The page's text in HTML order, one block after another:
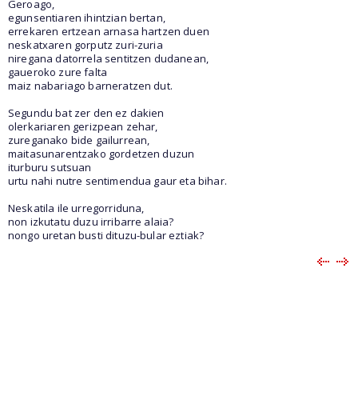
Geroago,
egunsentiaren ihintzian bertan,
errekaren ertzean arnasa hartzen duen
neskatxaren gorputz zuri-zuria
niregana datorrela sentitzen dudanean,
gaueroko zure falta
maiz nabariago barneratzen dut.
Segundu bat zer den ez dakien
olerkariaren gerizpean zehar,
zureganako bide gailurrean,
maitasunarentzako gordetzen duzun
iturburu sutsuan
urtu nahi nutre sentimendua gaur eta bihar.
Neskatila ile urregorriduna,
non izkutatu duzu irribarre alaia?
nongo uretan busti dituzu-bular eztiak?